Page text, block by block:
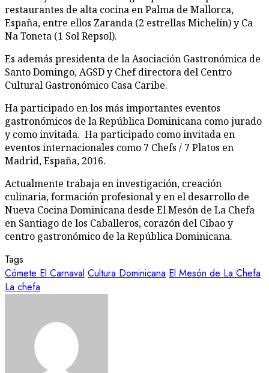
restaurantes de alta cocina en Palma de Mallorca,
España, entre ellos Zaranda (2 estrellas Michelín) y Ca
Na Toneta (1 Sol Repsol).
Es además presidenta de la Asociación Gastronómica de
Santo Domingo, AGSD y Chef directora del Centro
Cultural Gastronómico Casa Caribe.
Ha participado en los más importantes eventos
gastronómicos de la República Dominicana como jurado
y como invitada. Ha participado como invitada en
eventos internacionales como 7 Chefs / 7 Platos en
Madrid, España, 2016.
Actualmente trabaja en investigación, creación
culinaria, formación profesional y en el desarrollo de
Nueva Cocina Dominicana desde El Mesón de La Chefa
en Santiago de los Caballeros, corazón del Cibao y
centro gastronómico de la República Dominicana.
Tags
Cómete El Carnaval Cultura Dominicana El Mesón de La Chefa
La chefa